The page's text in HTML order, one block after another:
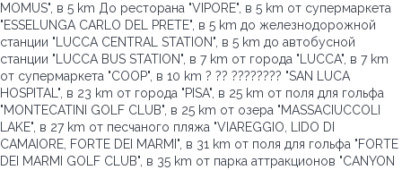
MOMUS", в 5 km До ресторана "VIPORE", в 5 km от супермаркета
"ESSELUNGA CARLO DEL PRETE", в 5 km до железнодорожной
станции "LUCCA CENTRAL STATION", в 5 km до автобусной
станции "LUCCA BUS STATION", в 7 km от города "LUCCA", в 7 km
от супермаркета "COOP", в 10 km ? ?? ???????? "SAN LUCA
HOSPITAL", в 23 km от города "PISA", в 25 km от поля для гольфа
"MONTECATINI GOLF CLUB", в 25 km от озера "MASSACIUCCOLI
LAKE", в 27 km от песчаного пляжа "VIAREGGIO, LIDO DI
CAMAIORE, FORTE DEI MARMI", в 31 km от поля для гольфа "FORTE
DEI MARMI GOLF CLUB", в 35 km от парка аттракционов "CANYON